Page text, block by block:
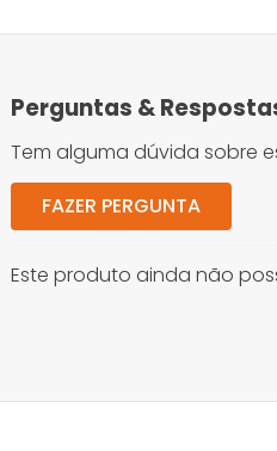
Perguntas &
Tem alguma dúvida sobre
FAZER PERGUNTA
Este produto ainda não